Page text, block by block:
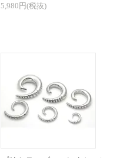
5,980円(税抜)